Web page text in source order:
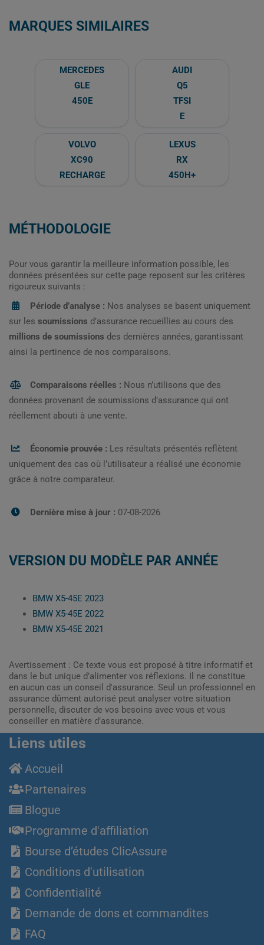
MARQUES SIMILAIRES
MERCEDES
GLE
450E
AUDI
Q5
TFSI
E
VOLVO
XC90
RECHARGE
LEXUS
RX
450H+
MÉTHODOLOGIE
Pour vous garantir la meilleure information possible, les
données présentées sur cette page reposent sur les critères
rigoureux suivants :
Période d’analyse : Nos analyses se basent uniquement
sur les soumissions d’assurance recueillies au cours des
millions de soumissions des dernières années, garantissant
ainsi la pertinence de nos comparaisons.
Comparaisons réelles : Nous n’utilisons que des
données provenant de soumissions d’assurance qui ont
réellement abouti à une vente.
Économie prouvée : Les résultats présentés reflètent
uniquement des cas où l’utilisateur a réalisé une économie
grâce à notre comparateur.
Dernière mise à jour : 07-08-2026
VERSION DU MODÈLE PAR ANNÉE
BMW X5-45E 2023
BMW X5-45E 2022
BMW X5-45E 2021
Avertissement : Ce texte vous est proposé à titre informatif et
dans le but unique d’alimenter vos réflexions. Il ne constitue
en aucun cas un conseil d'assurance. Seul un professionnel en
assurance dûment autorisé peut analyser votre situation
personnelle, discuter de vos besoins avec vous et vous
conseiller en matière d’assurance.
Liens utiles
Accueil
Partenaires
Blogue
Programme d'affiliation
Bourse d’études ClicAssure
Conditions d'utilisation
Confidentialité
Demande de dons et commandites
FAQ